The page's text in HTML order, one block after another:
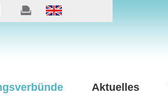
Aktuelles